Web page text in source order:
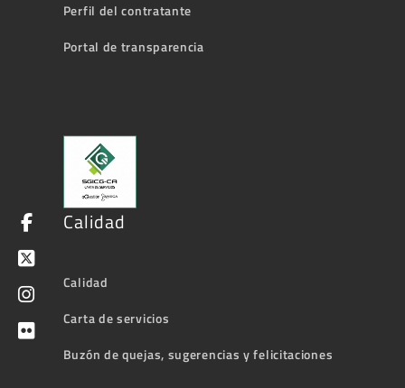
Perfil del contratante
Portal de transparencia
Calidad
Calidad
Carta de servicios
Buzón de quejas, sugerencias y felicitaciones